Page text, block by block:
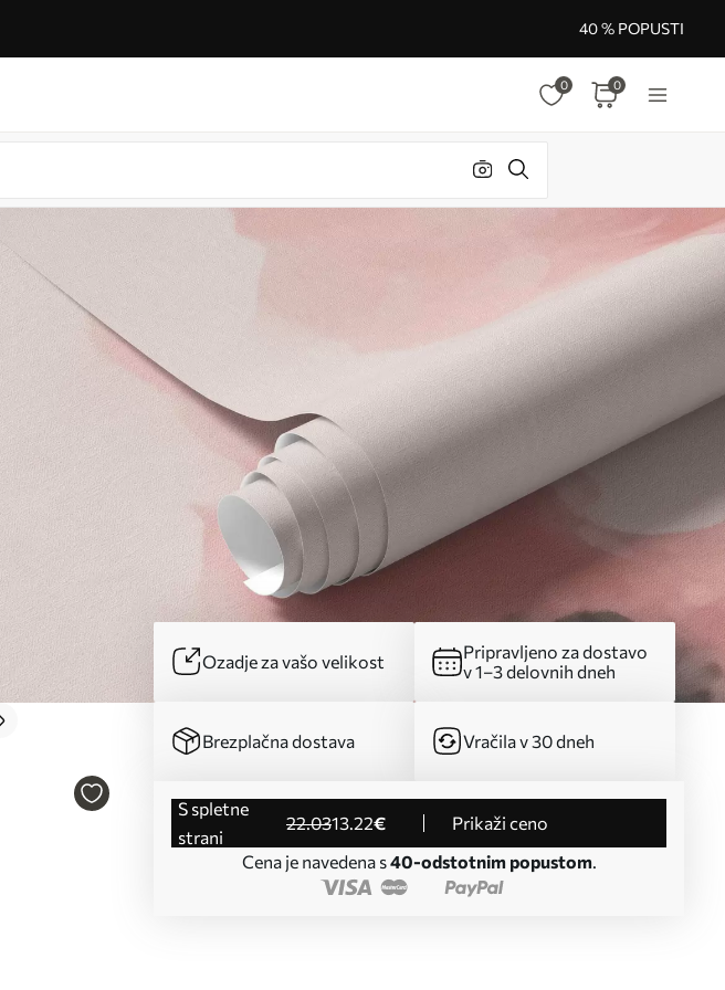
40 % POPUSTI
0 0
Ozadje za vašo velikost
Pripravljeno za dostavo
v 1–3 delovnih dneh
Brezplačna dostava Vračila v 30 dneh
s spletne
strani
22.0313.22€
Prikaži ceno
Cena je navedena s40-odstotnim popustom.